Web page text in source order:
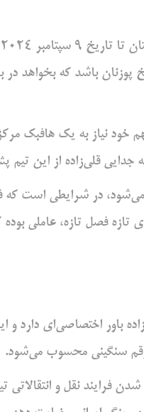
باشد که بخواهد در
خود نیاز به یک هافبک
قلی‌زاده از این تیم
در شرایطی است
فصل تازه، عاملی
باور اختصاصی‌ای
فرایند نقل و